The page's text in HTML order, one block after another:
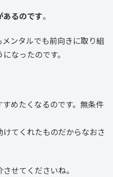
あるのです。
ンタルでも前向きに取り組
なったのです。
めたくなるのです。無条件
てくれたものだからなおさ
せてくださいね。